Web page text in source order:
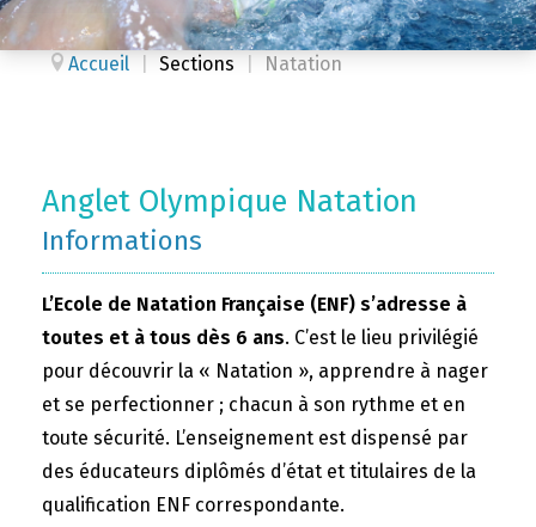
Accueil Sections Natation
Anglet Olympique Natation
Informations
L’Ecole de Natation Française (ENF) s’adresse à
toutes et à tous dès 6 ans. C’est le lieu privilégié
pour découvrir la « Natation », apprendre à nager
et se perfectionner ; chacun à son rythme et en
toute sécurité. L’enseignement est dispensé par
des éducateurs diplômés d’état et titulaires de la
qualification ENF correspondante.